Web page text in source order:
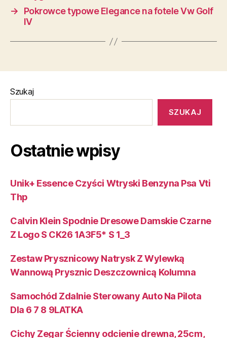
→
Pokrowce typowe Elegance na fotele Vw Golf
IV
Szukaj
SZUKAJ
Ostatnie wpisy
Unik+ Essence Czyści Wtryski Benzyna Psa Vti
Thp
Calvin Klein Spodnie Dresowe Damskie Czarne
Z Logo S CK26 1A3F5* S 1_3
Zestaw Prysznicowy Natrysk Z Wylewką
Wannową Prysznic Deszczownicą Kolumna
Samochód Zdalnie Sterowany Auto Na Pilota
Dla 6 7 8 9LATKA
Cichy Zegar Ścienny odcienie drewna, 25cm,